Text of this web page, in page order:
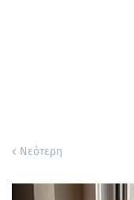
Νεότερη